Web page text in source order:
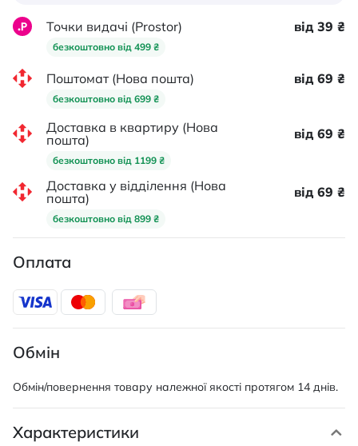
Точки видачі (Prostor)
безкоштовно від 499 ₴
від 39 ₴
Поштомат (Нова пошта)
безкоштовно від 699 ₴
від 69 ₴
Доставка в квартиру (Нова
пошта)
безкоштовно від 1199 ₴
від 69 ₴
Доставка у відділення (Нова
пошта)
безкоштовно від 899 ₴
від 69 ₴
Оплата
Обмін
Обмін/повернення товару належної якості протягом 14 днів.
Характеристики